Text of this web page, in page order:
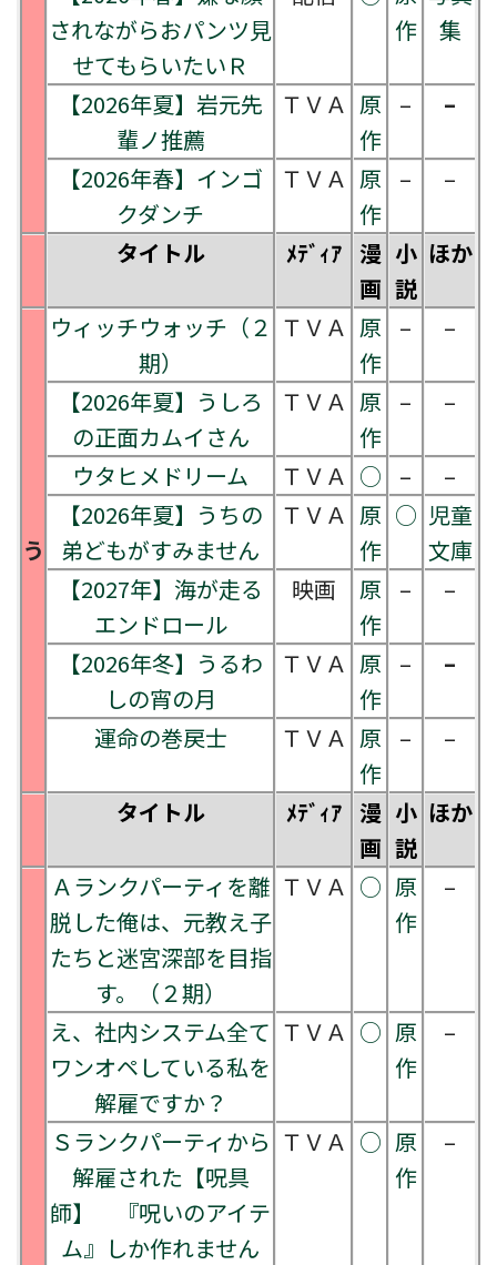
されながらおパンツ見
せてもらいたいＲ
作
集
【2026年夏】岩元先
輩ノ推薦
ＴＶＡ 原
作
– –
【2026年春】インゴ
クダンチ
ＴＶＡ 原
作
– –
タイトル ﾒﾃﾞｨｱ
漫
画
小
説
ほか
う
ウィッチウォッチ（２
期）
ＴＶＡ 原
作
– –
【2026年夏】うしろ
の正面カムイさん
ＴＶＡ 原
作
– –
ウタヒメドリーム ＴＶＡ ○ –
–
【2026年夏】うちの
弟どもがすみません
ＴＶＡ 原
作
○ 児童
文庫
【2027年】海が走る
エンドロール
映画
原
作
– –
【2026年冬】うるわ
しの宵の月
ＴＶＡ 原
作
– –
運命の巻戻士 ＴＶＡ 原
作
– –
タイトル ﾒﾃﾞｨｱ
漫
画
小
説
ほか
Ａランクパーティを離
脱した俺は、元教え子
たちと迷宮深部を目指
す。（２期）
ＴＶＡ ○ 原
作
–
え、社内システム全て
ワンオペしている私を
解雇ですか？
ＴＶＡ ○ 原
作
–
Ｓランクパーティから
解雇された【呪具
師】 『呪いのアイテ
ム』しか作れません
ＴＶＡ ○ 原
作
–